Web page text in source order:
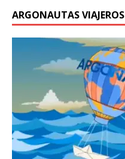
ARGONAUTAS VIAJEROS